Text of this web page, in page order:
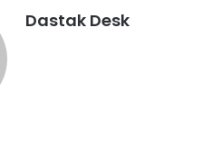
p
p
r
Dastak Desk